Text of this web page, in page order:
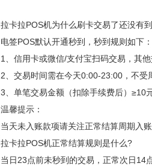
拉卡拉POS机为什么刷卡交易了还没有
电签POS默认开通秒到，秒到规则如下：
1、信用卡或微信/支付宝扫码交易，其他
2、交易时间需在今天0:00-23:00，不受
3、单笔交易金额（扣除手续费后）≥10元
温馨提示：
当天未入账款项请关注正常结算周期入
拉卡拉POS机正常结算规则是什么?
当日23点前未秒到的交易，正常次日14